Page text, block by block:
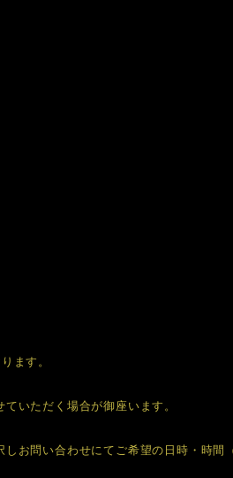
ます。
いただく場合が御座います。
お問い合わせにてご希望の日時・時間